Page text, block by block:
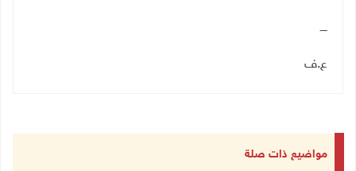
ــــ
ع.ف
مواضيع ذات صلة